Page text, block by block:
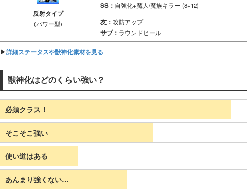
反射タイプ
(パワー型)
SS： 自強化+魔人/魔族キラー (8+12)
友： 攻防アップ
サブ： ラウンドヒール
▶︎詳細ステータスや獣神化素材を見る
獣神化はどのくらい強い？
必須クラス！
そこそこ強い
使い道はある
あんまり強くない…